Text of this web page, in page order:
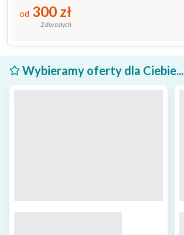
od 300 zł
2 dorosłych
Wybieramy oferty dla Ciebie...